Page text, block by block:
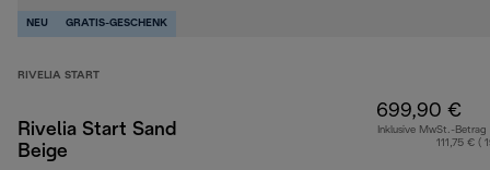
NEU GRATIS-GESCHENK
RIVELIA START
Rivelia Start Sand
Beige
699,90 €
Inklusive MwSt.-Betrag
111,75 € (